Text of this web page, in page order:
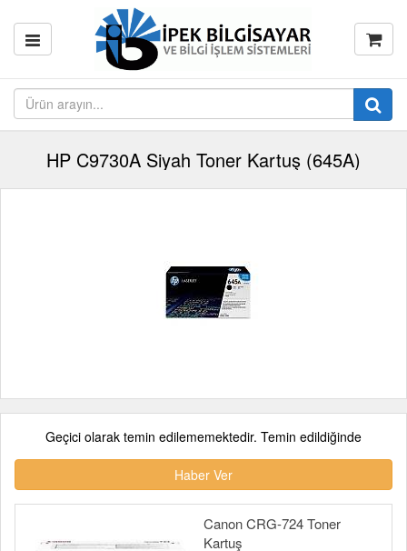
HP C9730A Siyah Toner Kartuş (645A)
Geçici olarak temin edilememektedir. Temin edildiğinde
Haber Ver
Canon CRG-724 Toner
Kartuş